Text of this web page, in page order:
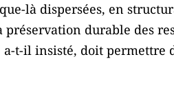
là dispersées, en
durable des
t-il insisté, doit permettre